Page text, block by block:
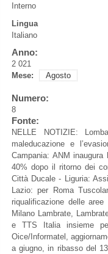
Interno
Lingua
Italiano
Anno:
2 021
Mese:
Agosto
Numero:
8
Fonte:
NELLE NOTIZIE:
maleducazione e
Campania: ANM
40% dopo il ritorno dei
Città Ducale - Liguria:
Lazio: per Roma
riqualificazione delle
Milano Lambrate,
e TTS Italia insieme
Oice/Informatel,
a giugno, in ribasso del